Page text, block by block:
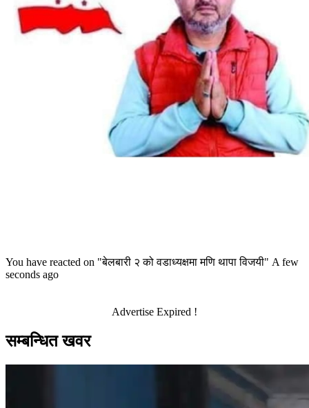
You have reacted on "बेलबारी २ को वडाध्यक्षमा मणि थापा विजयी" A few
seconds ago
Advertise Expired !
सम्बन्धित खवर